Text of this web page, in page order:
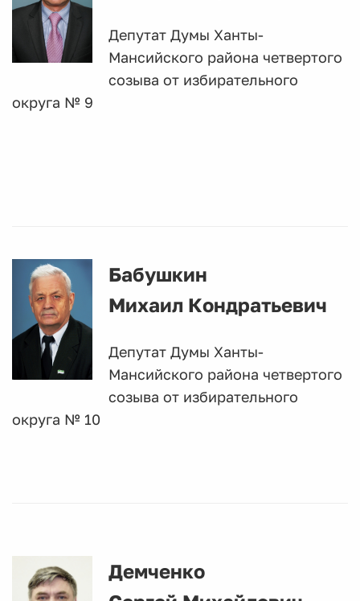
Депутат Думы Ханты-
Мансийского района четвертого
созыва от избирательного
округа № 9
Бабушкин
Михаил Кондратьевич
Депутат Думы Ханты-
Мансийского района четвертого
созыва от избирательного
округа № 10
Демченко